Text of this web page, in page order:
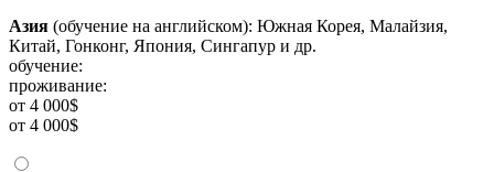
Азия (обучение на английском): Южная Корея, Малайзия,
Китай, Гонконг, Япония, Сингапур и др.
обучение:
проживание:
от 4 000$
от 4 000$